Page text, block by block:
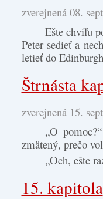
zverejnená 08.
Ešte chvíľu
Peter sedieť a
letieť do
Štrnásta
zverejnená 15.
„O
zmätený, prečo
„Och, ešte
15. kapitola